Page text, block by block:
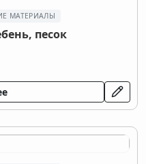
МАТЕРИАЛЫ
песок